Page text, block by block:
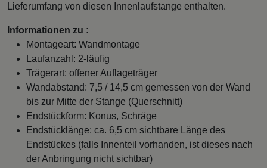
Lieferumfang von diesen Innenlaufstange enthalten.
Informationen zu :
Montageart: Wandmontage
Laufanzahl: 2-läufig
Trägerart: offener Auflageträger
Wandabstand: 7,5 / 14,5 cm gemessen von der Wand
bis zur Mitte der Stange (Querschnitt)
Endstückform: Konus, Schräge
Endstücklänge: ca. 6,5 cm sichtbare Länge des
Endstückes (falls Innenteil vorhanden, ist dieses nach
der Anbringung nicht sichtbar)